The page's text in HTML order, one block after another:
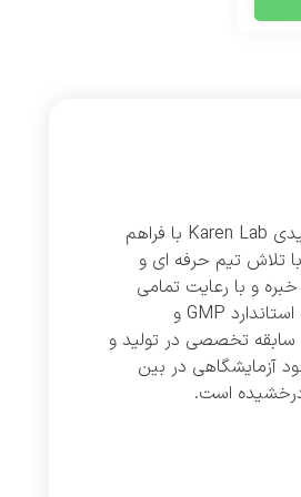
شرکت کارن پویا نوآور با برند تولیدی Karen Lab با فراهم
تلاش تیم حرفه ای و
و با رعایت تمامی
استانداردهای بین المللی از جمله استاندارد GMP و
و با داشتن سابقه تخصصی در تولید و
آزمایشگاهی در بین
است.